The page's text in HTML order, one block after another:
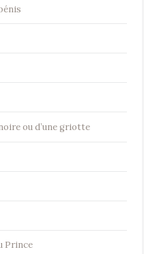
ou d’une griotte
Prince